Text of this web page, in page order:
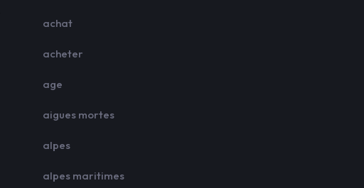
achat
acheter
age
aigues mortes
alpes
alpes maritimes